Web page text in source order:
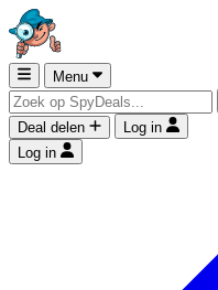
Menu
Deal delen
Log in
Log in